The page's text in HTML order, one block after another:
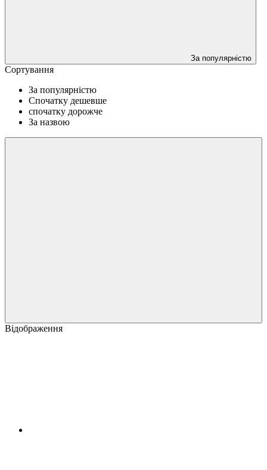
За популярністю
Сортування
За популярністю
Спочатку дешевше
спочатку дорожче
За назвою
Відображення